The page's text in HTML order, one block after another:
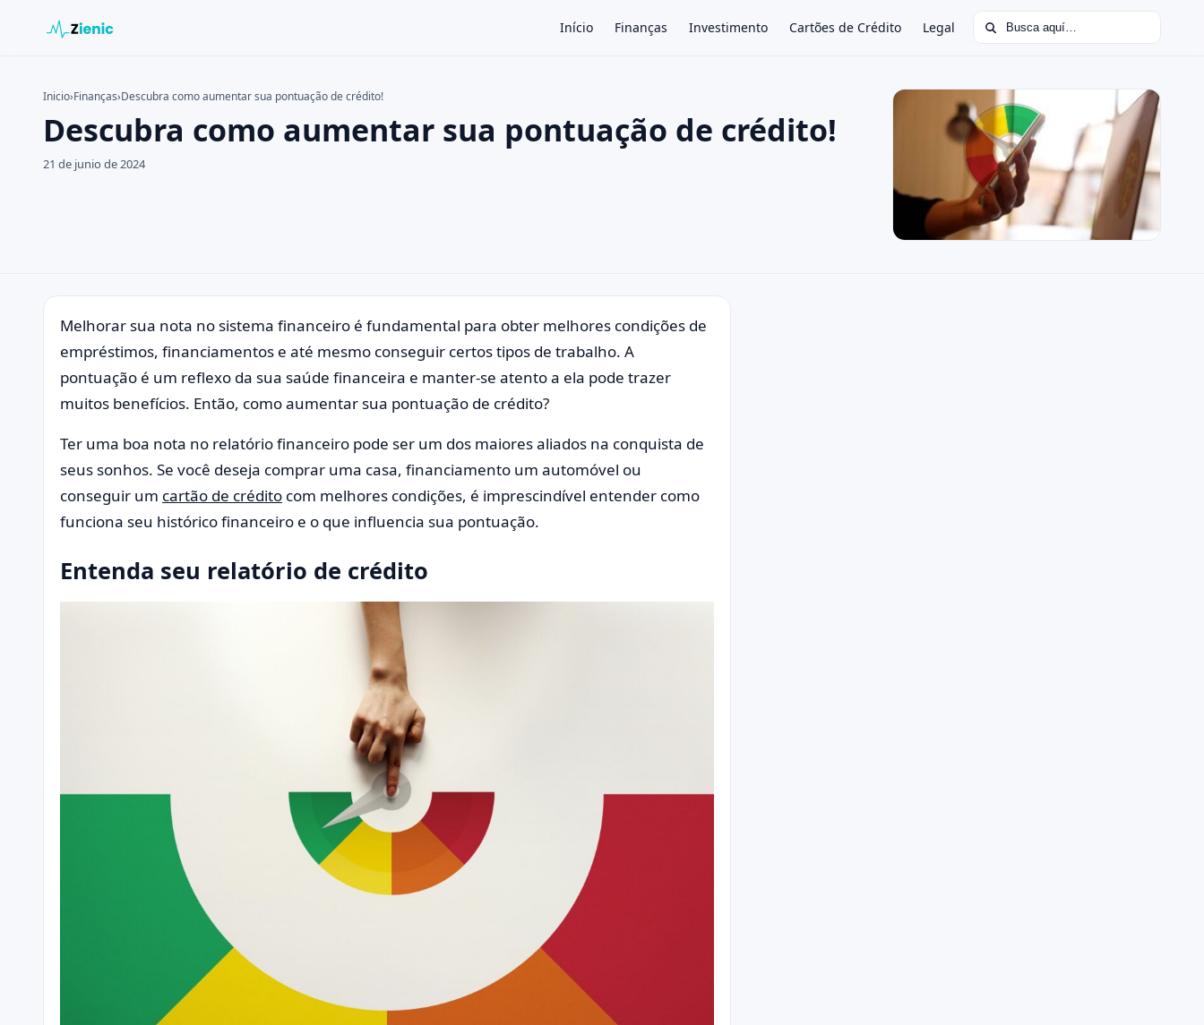
Início Finanças Investimento Cartões de Crédito Legal Buscar:
Buscar en el sitio ×
Inicio›Finanças›Descubra como aumentar sua pontuação de crédito!
Descubra como aumentar sua pontuação de crédito!
21 de junio de 2024
Melhorar sua nota no sistema financeiro é fundamental para obter melhores condições de
empréstimos, financiamentos e até mesmo conseguir certos tipos de trabalho. A
pontuação é um reflexo da sua saúde financeira e manter-se atento a ela pode trazer
muitos benefícios. Então, como aumentar sua pontuação de crédito?
Ter uma boa nota no relatório financeiro pode ser um dos maiores aliados na conquista de
seus sonhos. Se você deseja comprar uma casa, financiamento um automóvel ou
conseguir um cartão de crédito com melhores condições, é imprescindível entender como
funciona seu histórico financeiro e o que influencia sua pontuação.
Entenda seu relatório de crédito